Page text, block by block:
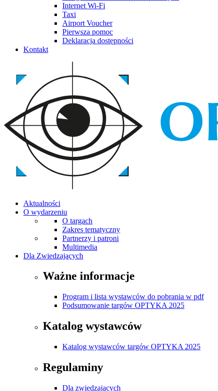
Internet Wi-Fi
Taxi
Airport Voucher
Pierwsza pomoc
Deklaracja dostępności
Kontakt
Aktualności
O wydarzeniu
O targach
Zakres tematyczny
Partnerzy i patroni
Multimedia
Dla Zwiedzających
Ważne informacje
Program i lista wystawców do pobrania w pdf
Podsumowanie targów OPTYKA 2025
Katalog wystawców
Katalog wystawców targów OPTYKA 2025
Regulaminy
Dla zwiedzających